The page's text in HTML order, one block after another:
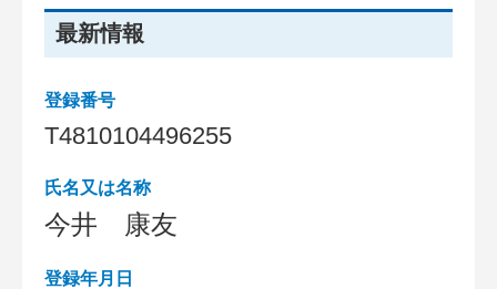
最新情報
登録番号
T4810104496255
氏名又は名称
今井 康友
登録年月日